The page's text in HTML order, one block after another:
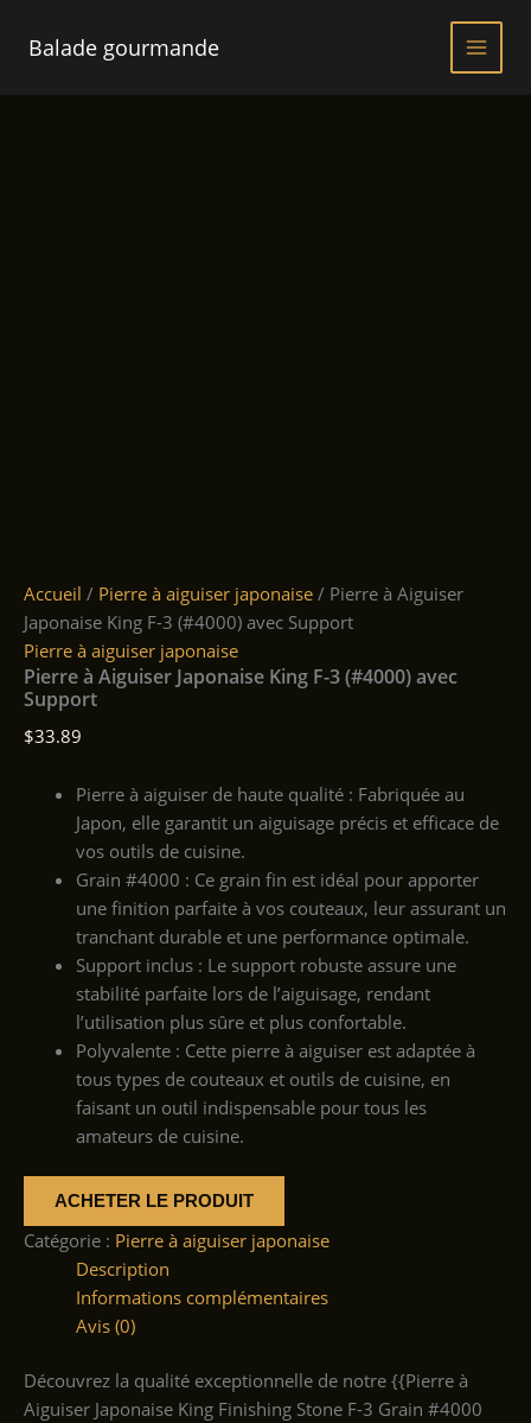
Balade gourmande
Accueil / Pierre à aiguiser japonaise / Pierre à Aiguiser
Japonaise King F-3 (#4000) avec Support
Pierre à aiguiser japonaise
Pierre à Aiguiser Japonaise King F-3 (#4000) avec
Support
$33.89
Pierre à aiguiser de haute qualité : Fabriquée au
Japon, elle garantit un aiguisage précis et efficace de
vos outils de cuisine.
Grain #4000 : Ce grain fin est idéal pour apporter
une finition parfaite à vos couteaux, leur assurant un
tranchant durable et une performance optimale.
Support inclus : Le support robuste assure une
stabilité parfaite lors de l’aiguisage, rendant
l’utilisation plus sûre et plus confortable.
Polyvalente : Cette pierre à aiguiser est adaptée à
tous types de couteaux et outils de cuisine, en
faisant un outil indispensable pour tous les
amateurs de cuisine.
ACHETER LE PRODUIT
Catégorie : Pierre à aiguiser japonaise
Description
Informations complémentaires
Avis (0)
Découvrez la qualité exceptionnelle de notre {{Pierre à
Aiguiser Japonaise King Finishing Stone F-3 Grain #4000